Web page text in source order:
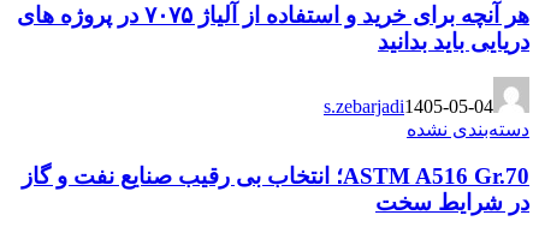
هر آنچه برای خرید و استفاده از آلیاژ ۷۰۷۵ در پروژه های
دریایی باید بدانید
s.zebarjadi1405-05-04
دسته‌بندی نشده
ASTM A516 Gr.70؛ انتخاب بی رقیب صنایع نفت و گاز
در شرایط سخت